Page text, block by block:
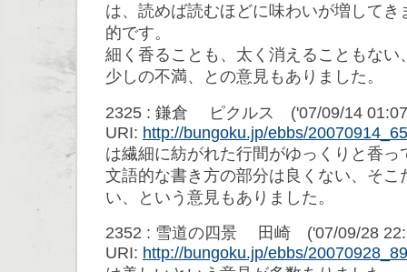
は、読めば読むほどに味わいが増してき
的です。
細く香ることも、太く消えることもない
少しの不満、との意見もありました。
2325 : 鎌倉 ピクルス ('07/09/14
URI: http://bungoku.jp/ebbs/
は繊細に紡がれた行間がゆっくりと香っ
文語的な書き方の部分は良くない、そこ
い、という意見もありました。
2352 : 雪道の四景 田崎 ('07/09/28
URI: http://bungoku.jp/ebbs/